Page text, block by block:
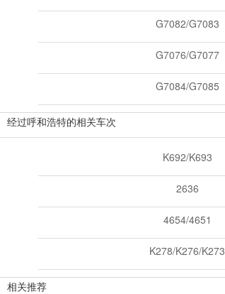
G7082/G7083
G7076/G7077
G7084/G7085
经过呼和浩特的相关车次
K692/K693
2636
4654/4651
K278/K276/K273
相关推荐